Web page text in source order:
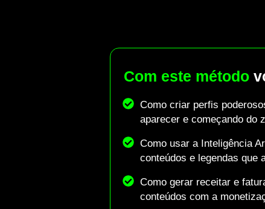
Com este método
Como criar perfis
aparecer e começando do
Como usar a Inteligência
conteúdos e legendas que
Como gerar receitar e
conteúdos com a